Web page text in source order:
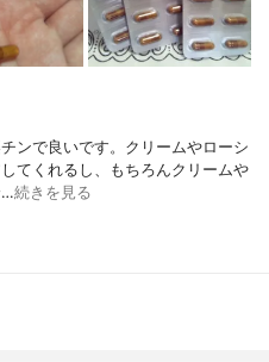
ンで良いです。クリームやローシ
てくれるし、もちろんクリームや
…続きを見る